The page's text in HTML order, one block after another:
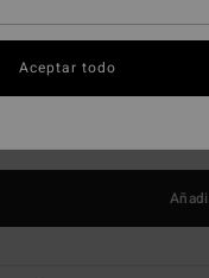
Aceptar todo